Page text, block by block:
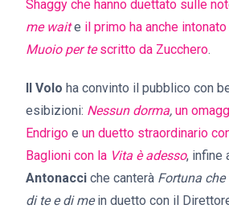
Shaggy che hanno duettato sulle
me wait e il primo ha anche
Muoio per tescritto da Zucchero.
Il Volo ha convinto il pubblico con
esibizioni: Nessun dorma, un
Endrigo e un duetto straordinario
Baglioni con la Vita è adesso, infine
Antonacci che canterà Fortuna che
di te e di mein duetto con il